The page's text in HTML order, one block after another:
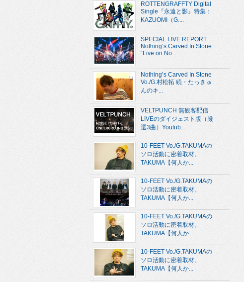
ROTTENGRAFFTY Digital
Single『永遠と影』特集：
KAZUOMI（G....
SPECIAL LIVE REPORT
Nothing’s Carved In Stone
“Live on No...
Nothing’s Carved In Stone
Vo./G.村松拓 続・たっきゅ
んのキ...
VELTPUNCH 無観客配信
LIVEのダイジェスト版（厳
選3曲）Youtub...
10-FEET Vo./G.TAKUMAの
ソロ活動に密着取材。
TAKUMA【何人か...
10-FEET Vo./G.TAKUMAの
ソロ活動に密着取材。
TAKUMA【何人か...
10-FEET Vo./G.TAKUMAの
ソロ活動に密着取材。
TAKUMA【何人か...
10-FEET Vo./G.TAKUMAの
ソロ活動に密着取材。
TAKUMA【何人か...